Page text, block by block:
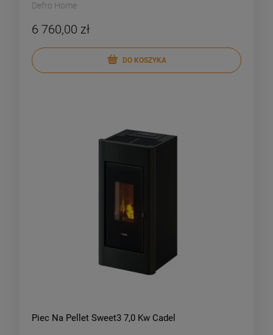
Defro Home
6 760,00 zł
DO KOSZYKA
Piec Na Pellet Sweet3 7,0 Kw Cadel